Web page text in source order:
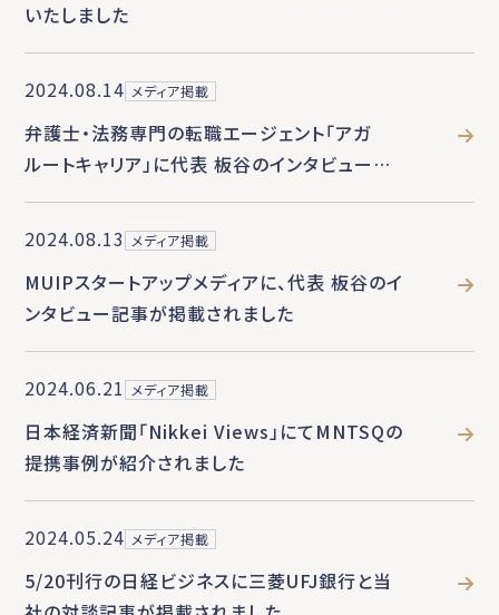
いたしました
2024.08.14 メディア掲載
弁護士・法務専門の転職エージェント「アガ
ルートキャリア」に代表 板谷のインタビュー記
事が掲載されました
2024.08.13 メディア掲載
MUIPスタートアップメディアに、代表 板谷のイ
ンタビュー記事が掲載されました
2024.06.21 メディア掲載
日本経済新聞「Nikkei Views」にてMNTSQの
提携事例が紹介されました
2024.05.24 メディア掲載
5/20刊行の日経ビジネスに三菱UFJ銀行と当